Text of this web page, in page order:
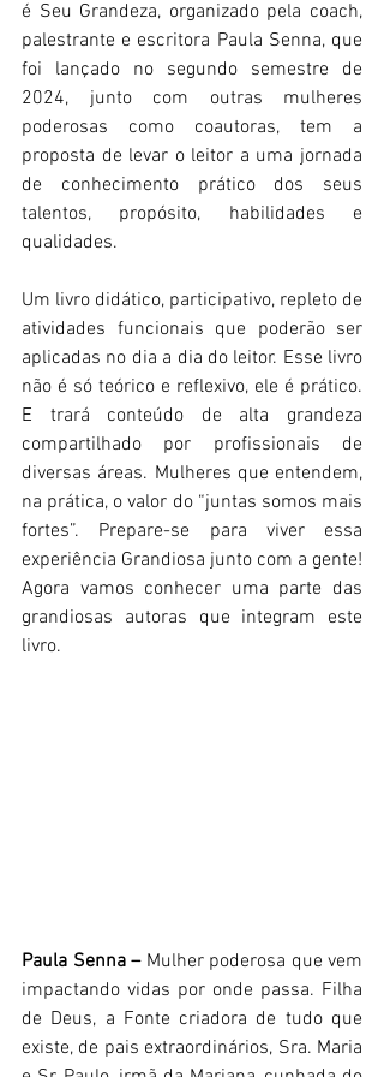
é Seu Grandeza, organizado pela coach,
palestrante e escritora Paula Senna, que
foi lançado no segundo semestre de
2024, junto com outras mulheres
poderosas como coautoras, tem a
proposta de levar o leitor a uma jornada
de conhecimento prático dos seus
talentos, propósito, habilidades e
qualidades.
Um livro didático, participativo, repleto de
atividades funcionais que poderão ser
aplicadas no dia a dia do leitor. Esse livro
não é só teórico e reflexivo, ele é prático.
E trará conteúdo de alta grandeza
compartilhado por profissionais de
diversas áreas. Mulheres que entendem,
na prática, o valor do “juntas somos mais
fortes”. Prepare-se para viver essa
experiência Grandiosa junto com a gente!
Agora vamos conhecer uma parte das
grandiosas autoras que integram este
livro.
Paula Senna – Mulher poderosa que vem
impactando vidas por onde passa. Filha
de Deus, a Fonte criadora de tudo que
existe, de pais extraordinários, Sra. Maria